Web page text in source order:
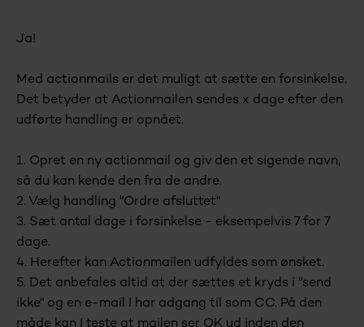
Ja!
Med actionmails er det muligt at sætte en forsinkelse.
Det betyder at Actionmailen sendes x dage efter den
udførte handling er opnået.
1. Opret en ny actionmail og giv den et sigende navn,
så du kan kende den fra de andre.
2. Vælg handling "Ordre afsluttet"
3. Sæt antal dage i forsinkelse - eksempelvis 7 for 7
dage.
4. Herefter kan Actionmailen udfyldes som ønsket.
5. Det anbefales altid at der sættes et kryds i "send
ikke" og en e-mail I har adgang til som CC. På den
måde kan I teste at mailen ser OK ud inden den